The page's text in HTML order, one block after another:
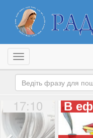
Toggle navigation
17:10 В